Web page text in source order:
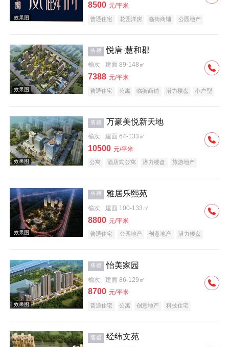
效果图
效果图
效果图
8500 元/平米
普通住宅 花园洋房 临街商铺
公园地产
售罄 悦唐·慧和郡
榆次 建面 89-148㎡
7388 元/平米
普通住宅 公寓 临街商铺 潜力楼盘
小户型
售罄 万豪美悦新天地
榆次 建面 64-133㎡
10500 元/平米
公寓 酒店式公寓 潜力楼盘
旅游地产
售罄 雅居乐熙苑
榆次 建面 100-133㎡
8800 元/平米
普通住宅 公园地产 创意地产
潜力楼盘
售罄
怡美家园
榆次 建面 86-129㎡
8700 元/平米
普通住宅 公寓 创意地产
科技住宅
售罄
经纬文苑